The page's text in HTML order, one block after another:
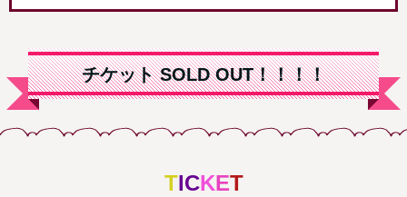
チケット SOLD OUT！！！！
TICKET